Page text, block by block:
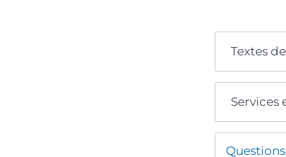
Textes
Services